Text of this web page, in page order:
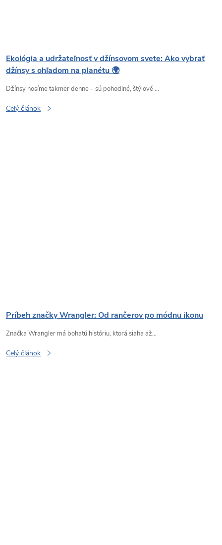
Ekológia a udržateľnosť v džínsovom svete: Ako vybrať
džínsy s ohľadom na planétu 🌍
Džínsy nosíme takmer denne – sú pohodlné, štýlové ...
Celý článok
Príbeh značky Wrangler: Od rančerov po módnu ikonu
Značka Wrangler má bohatú históriu, ktorá siaha až...
Celý článok